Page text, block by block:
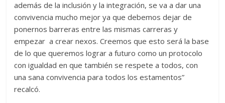
además de la inclusión y la integración, se va a dar una
convivencia mucho mejor ya que debemos dejar de
ponernos barreras entre las mismas carreras y
empezar a crear nexos. Creemos que esto será la base
de lo que queremos lograr a futuro como un protocolo
con igualdad en que también se respete a todos, con
una sana convivencia para todos los estamentos”
recalcó.